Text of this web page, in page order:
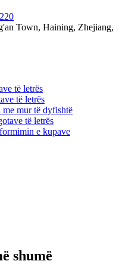
Town, Haining, Zhejiang,
të letrës
të letrës
mur të dyfishtë
të letrës
e kupave
shumë